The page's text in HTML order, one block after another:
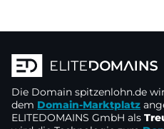
Die Domain spitzenlohn.de
dem Domain-Marktplatz
ELITEDOMAINS GmbH als